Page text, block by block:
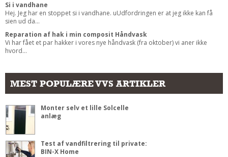
Si i vandhane
Hej. Jeg har en stoppet si i vandhane. uUdfordringen er at jeg ikke kan få
sien ud da...
Reparation af hak i min composit Håndvask
Vi har fået et par hakker i vores nye håndvask (fra oktober) vi aner ikke
hvord...
MEST POPULÆRE VVS ARTIKLER
Monter selv et lille Solcelle
anlæg
Test af vandfiltrering til private:
BIN-X Home